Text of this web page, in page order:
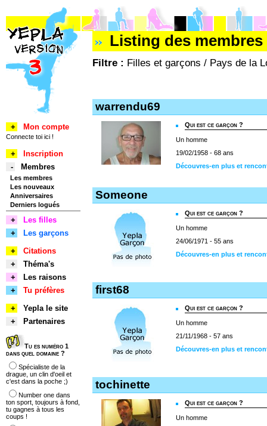
Listing des
Filtre : Filles et garçons / Pays de la
warrendu69
Qui est ce garçon ?
Un homme
19/02/1958 - 68 ans
Découvres-en plus et
Someone
Qui est ce garçon ?
Un homme
24/06/1971 - 55 ans
Découvres-en plus et
first68
Qui est ce garçon ?
Un homme
21/11/1968 - 57 ans
Découvres-en plus et
tochinette
Qui est ce garçon ?
Un homme
+ Mon compte
Connecte toi ici !
+
Inscription
-
Membres
Les membres
Les nouveaux
Anniversaires
Derniers logués
+
Les filles
+
Les garçons
+
Citations
+
Théma's
+
Les raisons
+
Tu préfères
+
Yepla le site
+
Partenaires
Tu es numéro 1
dans quel domaine ?
Spécialiste de la
drague, un clin d'oeil et
c'est dans la poche ;)
Number one dans
ton sport, toujours à fond,
tu gagnes à tous les
coups !